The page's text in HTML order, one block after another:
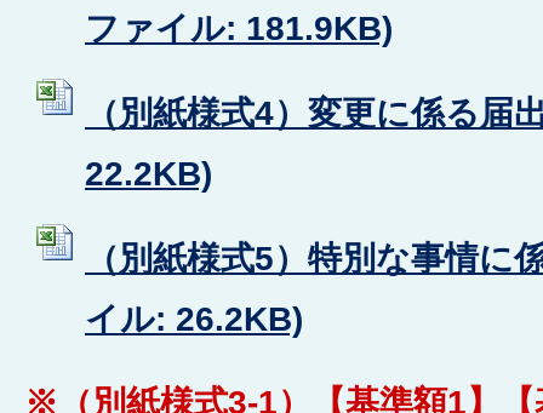
ファイル: 181.9KB)
（別紙様式4）変更に係る届
22.2KB)
（別紙様式5）特別な事情に
イル: 26.2KB)
※（別紙様式3-1）【基準額1】